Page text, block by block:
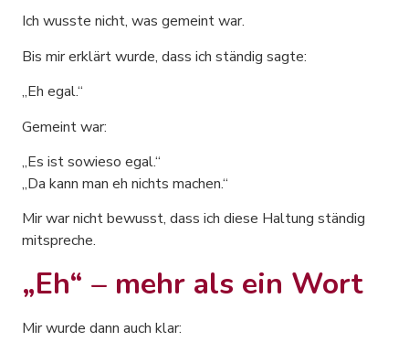
Ich wusste nicht, was gemeint war.
Bis mir erklärt wurde, dass ich ständig sagte:
„Eh egal.“
Gemeint war:
„Es ist sowieso egal.“
„Da kann man eh nichts machen.“
Mir war nicht bewusst, dass ich diese Haltung ständig
mitspreche.
„Eh“ – mehr als ein Wort
Mir wurde dann auch klar: